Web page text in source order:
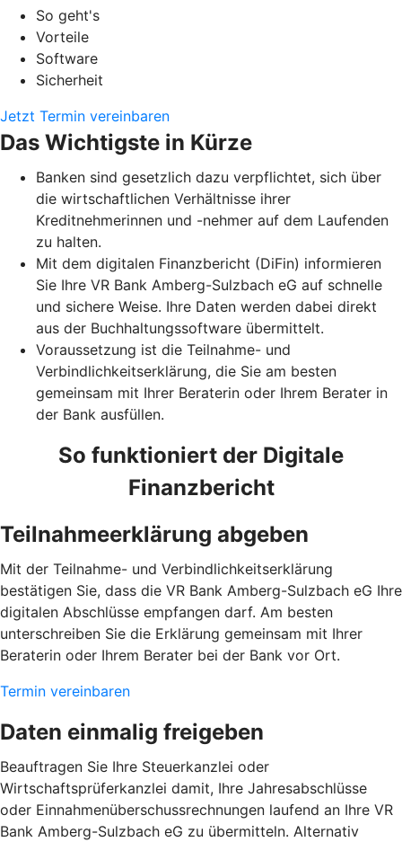
So geht's
Vorteile
Software
Sicherheit
Jetzt Termin vereinbaren
Das Wichtigste in Kürze
Banken sind gesetzlich dazu verpflichtet, sich über
die wirtschaftlichen Verhältnisse ihrer
Kreditnehmerinnen und -nehmer auf dem Laufenden
zu halten.
Mit dem digitalen Finanzbericht (DiFin) informieren
Sie Ihre VR Bank Amberg-Sulzbach eG auf schnelle
und sichere Weise. Ihre Daten werden dabei direkt
aus der Buchhaltungssoftware übermittelt.
Voraussetzung ist die Teilnahme- und
Verbindlichkeitserklärung, die Sie am besten
gemeinsam mit Ihrer Beraterin oder Ihrem Berater in
der Bank ausfüllen.
So funktioniert der Digitale
Finanzbericht
Teilnahmeerklärung abgeben
Mit der Teilnahme- und Verbindlichkeitserklärung
bestätigen Sie, dass die VR Bank Amberg-Sulzbach eG Ihre
digitalen Abschlüsse empfangen darf. Am besten
unterschreiben Sie die Erklärung gemeinsam mit Ihrer
Beraterin oder Ihrem Berater bei der Bank vor Ort.
Termin vereinbaren
Daten einmalig freigeben
Beauftragen Sie Ihre Steuerkanzlei oder
Wirtschaftsprüferkanzlei damit, Ihre Jahresabschlüsse
oder Einnahmenüberschussrechnungen laufend an Ihre VR
Bank Amberg-Sulzbach eG zu übermitteln. Alternativ